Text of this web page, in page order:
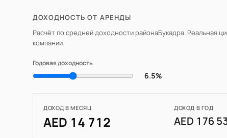
ДОХОДНОСТЬ ОТ АРЕНДЫ
Расчёт по средней доходности районаБукадра. Реальная
компании.
Годовая доходность
6.5%
ДОХОД В МЕСЯЦ
AED 14 712
ДОХОД В ГОД
AED 176